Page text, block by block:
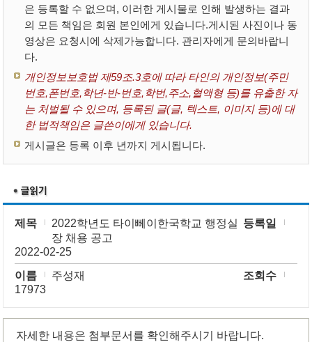
은 등록할 수 없으며, 이러한 게시물로 인해 발생하는 결과
의 모든 책임은 회원 본인에게 있습니다.게시된 사진이나 동
영상은 요청시에 삭제가능합니다. 관리자에게 문의바랍니
다.
개인정보보호법 제59조.3호에 따라 타인의 개인정보(주민
번호,폰번호,학년-반-번호,학번,주소,혈액형 등)를 유출한 자
는 처벌될 수 있으며, 등록된 글(글, 텍스트, 이미지 등)에 대
한 법적책임은 글쓴이에게 있습니다.
게시글은 등록 이후 년까지 게시됩니다.
제목
2022학년도 타이뻬이한국학교 행정실
장 채용 공고
등록일
2022-02-25
이름
주성재
조회수
17973
자세한 내용은 첨부문서를 확인해주시기 바랍니다.